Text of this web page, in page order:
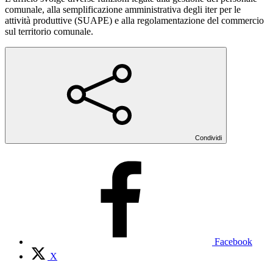
comunale, alla semplificazione amministrativa degli iter per le
attività produttive (SUAPE) e alla regolamentazione del commercio
sul territorio comunale.
Condividi
Facebook
X